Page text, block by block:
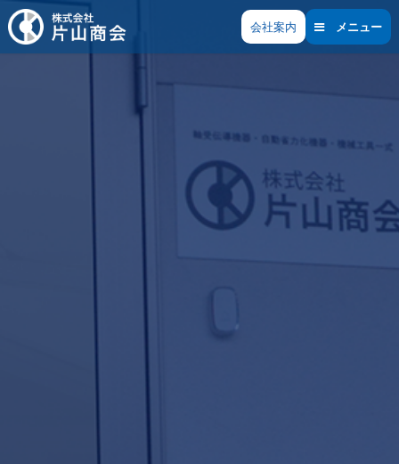
岡山にてベアリング関連の業務を行っています。古い物から最新
の物まで、メ―カ―問わず対応します。ベアリング機器の事なら
会社案内 メニュー